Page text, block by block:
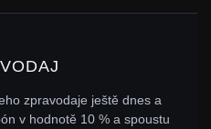
zpravodaje ještě dnes a
v hodnotě 10 % a spoustu